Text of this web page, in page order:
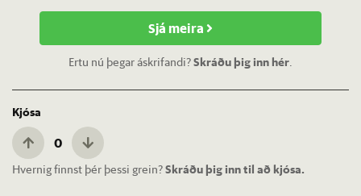
Sjá meira
Ertu nú þegar áskrifandi?Skráðu þig inn hér.
Kjósa
0
Hvernig finnst þér þessi grein?Skráðu þig inn til að kjósa.